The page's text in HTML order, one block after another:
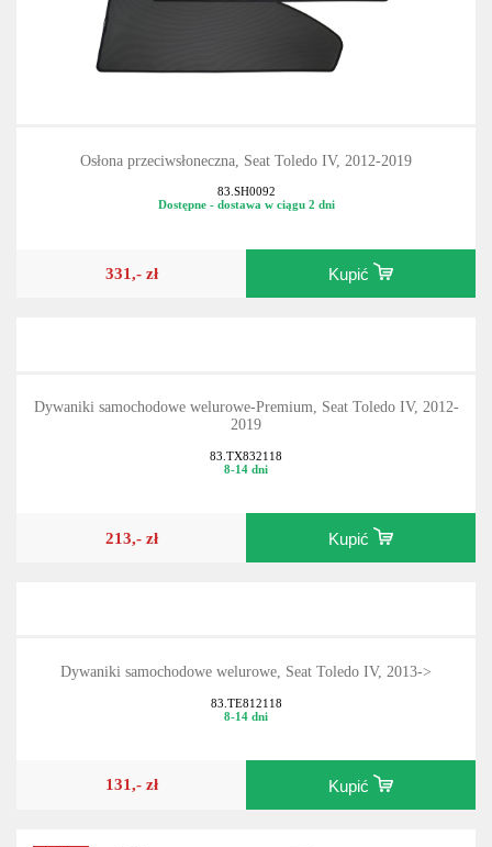
Osłona przeciwsłoneczna, Seat Toledo IV, 2012-2019
83.SH0092
Dostępne - dostawa w ciągu 2 dni
331,- zł Kupić
Dywaniki samochodowe welurowe-Premium, Seat Toledo IV, 2012-
2019
83.TX832118
8-14 dni
213,- zł Kupić
Dywaniki samochodowe welurowe, Seat Toledo IV, 2013->
83.TE812118
8-14 dni
131,- zł Kupić